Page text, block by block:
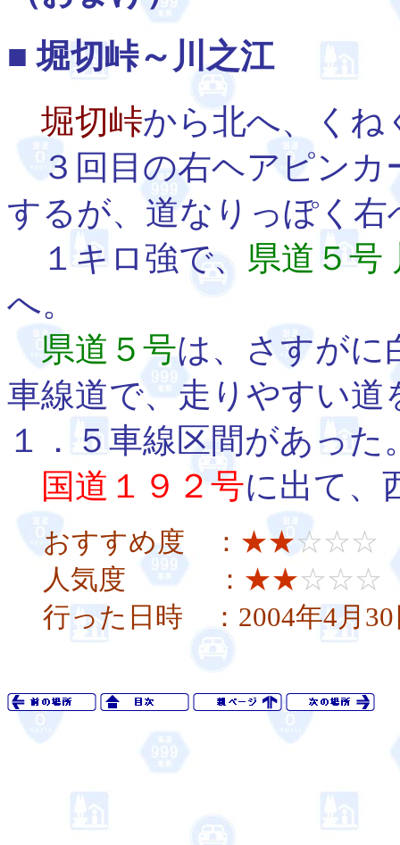
■ 堀切峠～川之江
堀切峠から北へ、くね
３回目の右ヘアピンカ
するが、道なりっぽく右
１キロ強で、 県道５号
へ。
県道５号は、さすがに
車線道で、走りやすい
１．５車線区間があった
国道１９２号に出て、
おすすめ度 ： ★★☆☆☆
人気度 ： ★★☆☆☆
行った日時 ：2004年4月